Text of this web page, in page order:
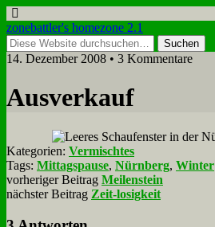
zonebattler's homezone 2.1
14. Dezember 2008 • 3 Kommentare
Aus­ver­kauf
Kategorien: Vermischtes
Tags: Mittagspause, Nürnberg, Winter
vorheriger Beitrag Meilenstein
nächster Beitrag Zeit-losigkeit